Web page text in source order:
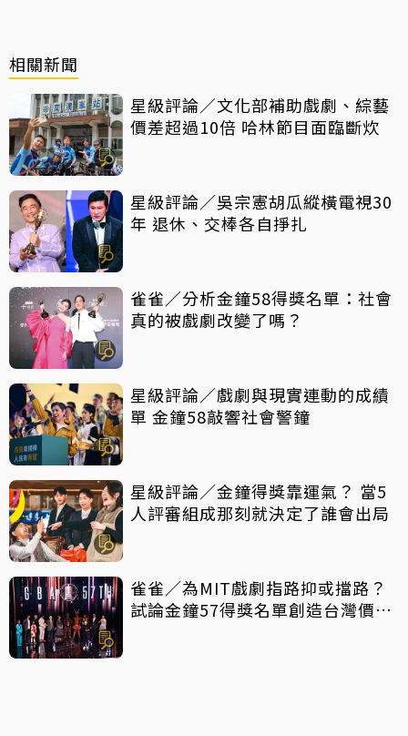
相關新聞
星級評論／文化部補助戲劇、綜藝
價差超過10倍 哈林節目面臨斷炊
星級評論／吳宗憲胡瓜縱橫電視30
年 退休、交棒各自掙扎
雀雀／分析金鐘58得獎名單：社會
真的被戲劇改變了嗎？
星級評論／戲劇與現實連動的成績
單 金鐘58敲響社會警鐘
星級評論／金鐘得獎靠運氣？ 當5
人評審組成那刻就決定了誰會出局
雀雀／為MIT戲劇指路抑或擋路？
試論金鐘57得獎名單創造台灣價值